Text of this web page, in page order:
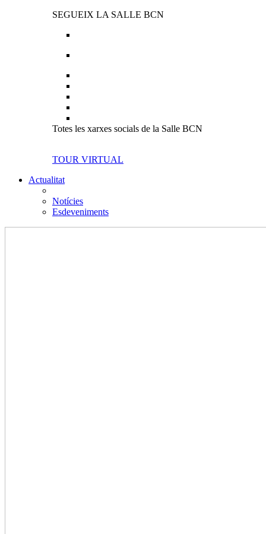
SEGUEIX LA SALLE BCN
Totes les xarxes socials de la Salle BCN
TOUR VIRTUAL
Actualitat
Notícies
Esdeveniments